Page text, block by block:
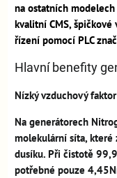
na ostatních
kvalitní CMS,
řízení pomocí PLC
Hlavní benefity
Nízký vzduchový
Na generátorech
molekulární síta,
dusíku. Při čistotě
potřebné pouze